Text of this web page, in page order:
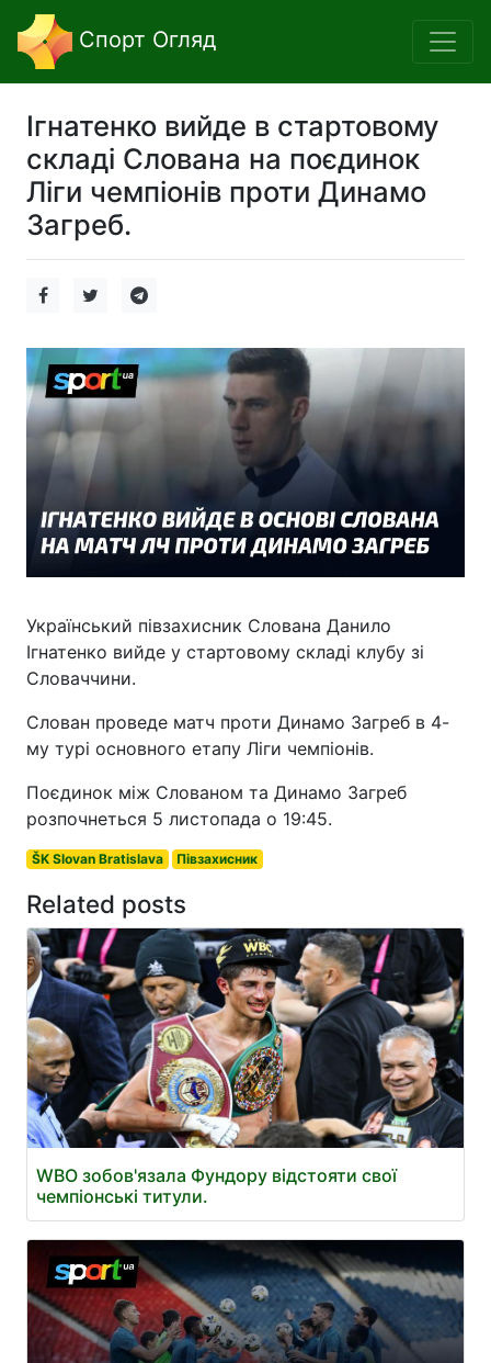
Спорт Огляд
Ігнатенко вийде в стартовому
складі Слована на поєдинок
Ліги чемпіонів проти Динамо
Загреб.
Український півзахисник Слована Данило
Ігнатенко вийде у стартовому складі клубу зі
Словаччини.
Слован проведе матч проти Динамо Загреб в 4-
му турі основного етапу Ліги чемпіонів.
Поєдинок між Слованом та Динамо Загреб
розпочнеться 5 листопада о 19:45.
ŠK Slovan Bratislava Півзахисник
Related posts
WBO зобов'язала Фундору відстояти свої
чемпіонські титули.